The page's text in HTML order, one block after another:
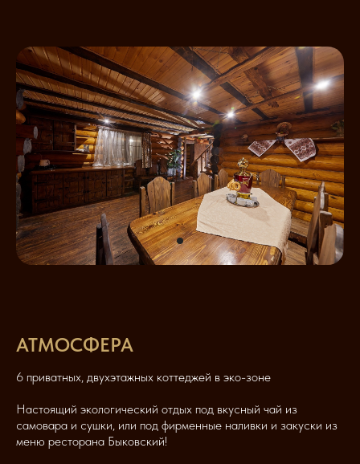
АТМОСФЕРА
6 приватных, двухэтажных коттеджей в эко-зоне
Настоящий экологический отдых под вкусный чай из
самовара и сушки, или под фирменные наливки и закуски из
меню ресторана Быковский!